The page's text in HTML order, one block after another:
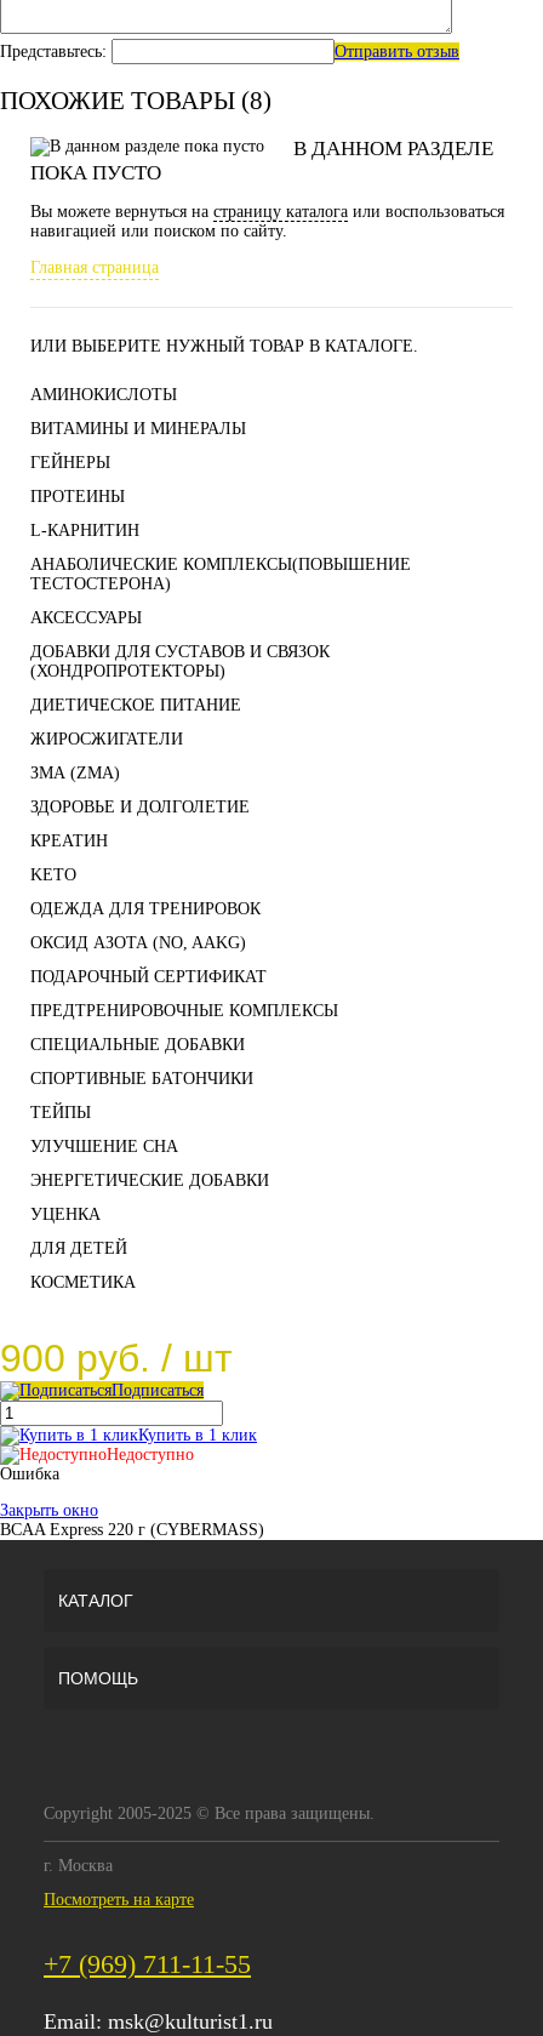
Представьтесь: Отправить отзыв
ПОХОЖИЕ ТОВАРЫ (8)
В ДАННОМ РАЗДЕЛЕ
ПОКА ПУСТО
Вы можете вернуться на страницу каталога или воспользоваться
навигацией или поиском по сайту.
Главная страница
ИЛИ ВЫБЕРИТЕ НУЖНЫЙ ТОВАР В КАТАЛОГЕ.
АМИНОКИСЛОТЫ
ВИТАМИНЫ И МИНЕРАЛЫ
ГЕЙНЕРЫ
ПРОТЕИНЫ
L-КАРНИТИН
АНАБОЛИЧЕСКИЕ КОМПЛЕКСЫ(ПОВЫШЕНИЕ
ТЕСТОСТЕРОНА)
АКСЕССУАРЫ
ДОБАВКИ ДЛЯ СУСТАВОВ И СВЯЗОК
(ХОНДРОПРОТЕКТОРЫ)
ДИЕТИЧЕСКОЕ ПИТАНИЕ
ЖИРОСЖИГАТЕЛИ
ЗМА (ZMA)
ЗДОРОВЬЕ И ДОЛГОЛЕТИЕ
КРЕАТИН
KETO
ОДЕЖДА ДЛЯ ТРЕНИРОВОК
ОКСИД АЗОТА (NO, AAKG)
ПОДАРОЧНЫЙ СЕРТИФИКАТ
ПРЕДТРЕНИРОВОЧНЫЕ КОМПЛЕКСЫ
СПЕЦИАЛЬНЫЕ ДОБАВКИ
СПОРТИВНЫЕ БАТОНЧИКИ
ТЕЙПЫ
УЛУЧШЕНИЕ СНА
ЭНЕРГЕТИЧЕСКИЕ ДОБАВКИ
УЦЕНКА
ДЛЯ ДЕТЕЙ
КОСМЕТИКА
900 руб. / шт
Подписаться
Купить в 1 клик
Недоступно
Ошибка
Закрыть окно
BCAA Express 220 г (CYBERMASS)
КАТАЛОГ
ПОМОЩЬ
Copyright 2005-2025 © Все права защищены.
г. Москва
Посмотреть на карте
+7 (969) 711-11-55
Email: msk@kulturist1.ru